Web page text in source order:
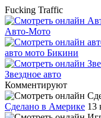
Fucking Traffic
Авто-Мото
авто мото Бикини
Звездное авто
Комментируют
Сделано в Америке 13